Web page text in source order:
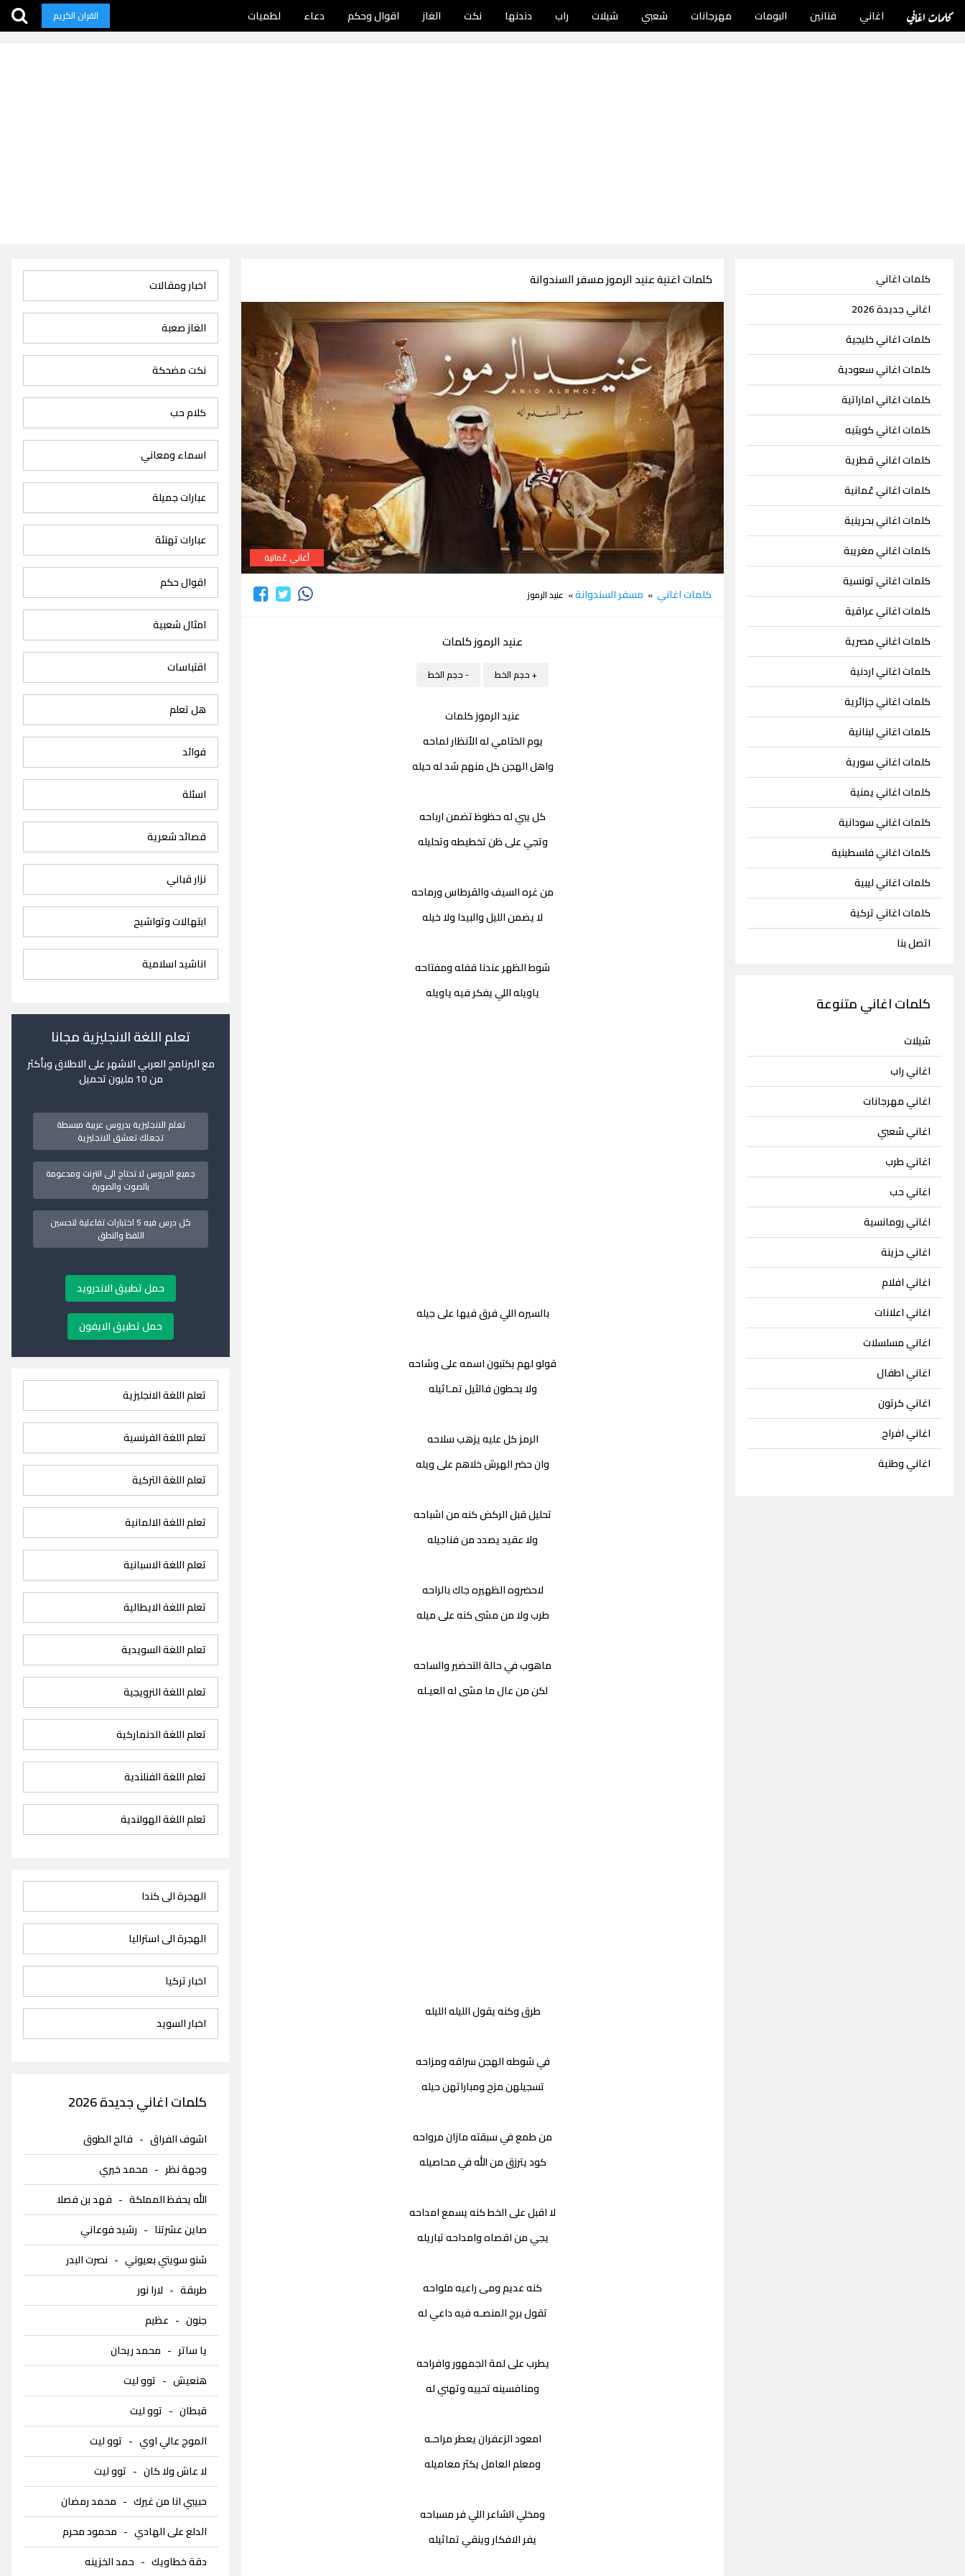
كلمات اغاني اغاني فنانين البومات مهرجانات شعبي شيلات راب دندنها نكت الغاز اقوال وحكم دعاء لطميات القران الكريم
كلمات اغاني
اغاني جديدة 2026
كلمات اغاني خليجية
كلمات اغاني سعودية
كلمات اغاني اماراتية
كلمات اغاني كويتيه
كلمات اغاني قطرية
كلمات اغاني عُمانية
كلمات اغاني بحرينية
كلمات اغاني مغريبة
كلمات اغاني تونسية
كلمات اغاني عراقية
كلمات اغاني مصرية
كلمات اغاني اردنية
كلمات اغاني جزائرية
كلمات اغاني لبنانية
كلمات اغاني سورية
كلمات اغاني يمنية
كلمات اغاني سودانية
كلمات اغاني فلسطينية
كلمات اغاني ليبية
كلمات اغاني تركية
اتصل بنا
كلمات اغاني متنوعة
شيلات
اغاني راب
اغاني مهرجانات
اغاني شعبي
اغاني طرب
اغاني حب
اغاني رومانسية
اغاني حزينة
اغاني افلام
اغاني اعلانات
اغاني مسلسلات
اغاني اطفال
اغاني كرتون
اغاني افراح
اغاني وطنية
كلمات اغنية عنيد الرموز مسفر السندوانة
أغاني عٌمانية
كلمات اغاني » مسفر السندوانة» عنيد الرموز
عنيد الرموز كلمات
+ حجم الخط - حجم الخط
عنيد الرموز كلمات
يوم الختامي له الأنظار لماحه
واهل الهجن كل منهم شد له حيله
كل يبي له حظوظ تضمن ارباحه
وتجي على ظن تخطيطه وتحليله
من غره السيف والقرطاس ورماحه
لا يضمن الليل والبيدا ولا خيله
شوط الظهر عندنا قفله ومفتاحه
ياويله اللي يفكر فيه ياويله
بالسيره اللي فرق فيها على جيله
قولو لهم يكتبون اسمه على وشاحه
ولا يحطون فالثيل تمـاثيله
الرمز كل عليه يزهب سلاحه
وان حضر الهرش خلاهم على ويله
تحليل قبل الركض كنه من اشباحه
ولا عقيد يصدد من فناجيله
لاحضروه الظهيره جاك بالراحه
طرب ولا من مشى كنه على ميله
ماهوب في حالة التحضير والساحه
لكن من عال ما مشى له العيـله
طرق وكنه يقول الليله الليله
في شوطه الهجن سراقه ومزاحه
تسجيلهن مزح ومباراتهن حيله
من طمع في سبقته مازان مرواحه
كود يترزق من الله في محاصيله
لا اقبل على الخط كنه يسمع امداحه
يجي من اقصاه وامداحه تباريله
كنه عديم ومى راعيه ملواحه
تقول برج المنصـه فيه داعي له
يطرب على لمة الجمهور وافراحه
ومنافسينه تحييه وتهني له
امعود الزعفران يعطر مراحـه
ومعلم العامل يكثر معاميله
ومخلي الشاعر اللي فر مسباحه
يفر الافكار وينقي تماثيله
اخبار ومقالات
الغاز صعبة
نكت مضحكة
كلام حب
اسماء ومعاني
عبارات جميلة
عبارات تهنئة
اقوال حكم
امثال شعبية
اقتباسات
هل تعلم
فوائد
اسئلة
قصائد شعرية
نزار قباني
ابتهالات وتواشيح
اناشيد اسلامية
تعلم اللغة الانجليزية مجانا
مع البرنامج العربي الاشهر على الاطلاق وبأكثر
من 10 مليون تحميل
تعلم الانجليزية بدروس عربية مبسطة
تجعلك تعشق الانجليزية
جميع الدروس لا تحتاج الى انترنت ومدعومة
بالصوت والصورة
كل درس فيه 5 اختبارات تفاعلية لتحسين
اللفظ والنطق
حمل تطبيق الاندرويد
حمل تطبيق الايفون
تعلم اللغة الانجليزية
تعلم اللغة الفرنسية
تعلم اللغة التركية
تعلم اللغة الالمانية
تعلم اللغة الاسبانية
تعلم اللغة الايطالية
تعلم اللغة السويدية
تعلم اللغة النرويجية
تعلم اللغة الدنماركية
تعلم اللغة الفنلندية
تعلم اللغة الهولندية
الهجرة الى كندا
الهجرة الى استراليا
اخبار تركيا
اخبار السويد
كلمات اغاني جديدة 2026
اشوف الفراق- فالح الطوق
وجهة نظر - محمد خيري
الله يحفظ المملكة- فهد بن فصلا
صاين عشرتنا - رشيد فوعاني
شنو سويتي بعيوني- نصرت البدر
طربقة- لارا نور
جنون- عظيم
يا ساتر - محمد ريحان
هنعيش- توو ليت
قبطان- توو ليت
الموج عالي اوي- توو ليت
لا عاش ولا كان- توو ليت
حبيبي انا من غيرك- محمد رمضان
الدلع على الهادي- محمود محرم
دقة خطاويك- حمد الخزينه